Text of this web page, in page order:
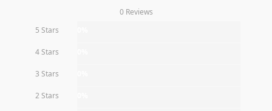
0 Reviews
5 Stars
4 Stars
3 Stars
2 Stars